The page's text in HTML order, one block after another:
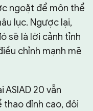
ngoặt để môn thể
lục. Ngược lại,
sẽ là lời cảnh tỉnh
chỉnh mạnh mẽ
ASIAD 20 vẫn
thao đỉnh cao, đôi